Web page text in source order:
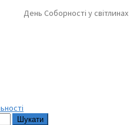
День Соборності у світлинах